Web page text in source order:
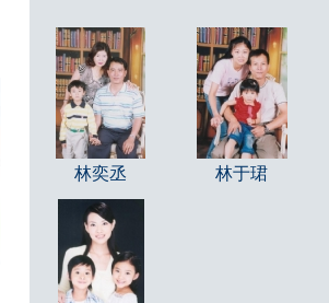
林奕丞 林于珺